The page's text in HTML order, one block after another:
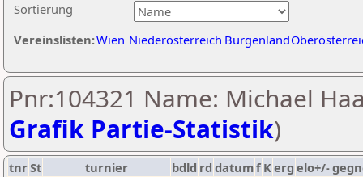
Sortierung
Vereinslisten:Wien Niederösterreich Burgenland
Pnr:104321 Name: Michael
Grafik Partie-Statistik)
tnrSt turnier bdld rd datumf Kerg elo+/-